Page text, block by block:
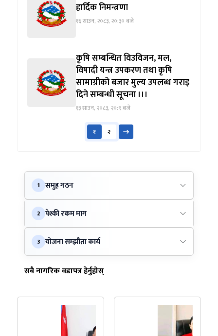
हार्दिक निमन्त्रणा
१६ साउन, २०८३, २०:३० बजे
कृषि सम्बन्धित विउविजन, मल,
विषादी यन्त्र उपकरण तथा कृषि
सामाग्रीको बजार मुल्य उपलब्ध गराइ
दिने सम्बन्धी सूचना ।।।
१३ साउन, २०८३, २०:९ बजे
१ २
1 समुह गठन
2 पेश्की रकम माग
3 योजना सम्झौता कार्य
सबै नागरिक वडापत्र हेर्नुहोस्